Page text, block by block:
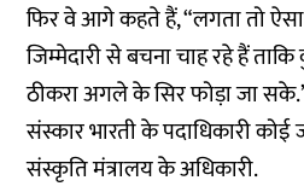
फिर वे आगे कहते हैं, “लगता तो ऐसा
जिम्मेदारी से बचना चाह रहे हैं
ठीकरा अगले के सिर फोड़ा जा
संस्कार भारती के पदाधिकारी
संस्कृति मंत्रालय के अधिकारी.